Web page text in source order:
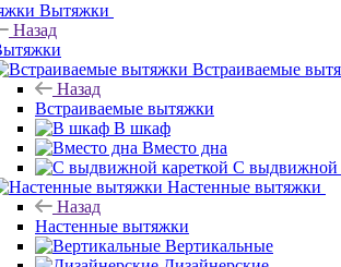
Вытяжки
Назад
Встраиваемые
Назад
Встраиваемые вытяжки
В шкаф
Вместо дна
С выдвижной
Настенные вытяжки
Назад
Настенные вытяжки
Вертикальные